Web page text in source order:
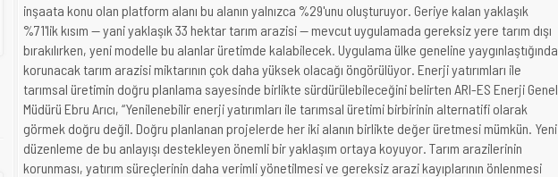
inşaata konu olan platform alanı bu alanın yalnızca %29'unu oluşturuyor. Geriye kalan yaklaşık
%71'lik kısım — yani yaklaşık 33 hektar tarım arazisi — mevcut uygulamada gereksiz yere tarım dışı
bırakılırken, yeni modelle bu alanlar üretimde kalabilecek. Uygulama ülke geneline yaygınlaştığında
korunacak tarım arazisi miktarının çok daha yüksek olacağı öngörülüyor. Enerji yatırımları ile
tarımsal üretimin doğru planlama sayesinde birlikte sürdürülebileceğini belirten ARI-ES Enerji Genel
Müdürü Ebru Arıcı, “Yenilenebilir enerji yatırımları ile tarımsal üretimi birbirinin alternatifi olarak
görmek doğru değil. Doğru planlanan projelerde her iki alanın birlikte değer üretmesi mümkün. Yeni
düzenleme de bu anlayışı destekleyen önemli bir yaklaşım ortaya koyuyor. Tarım arazilerinin
korunması, yatırım süreçlerinin daha verimli yönetilmesi ve gereksiz arazi kayıplarının önlenmesi